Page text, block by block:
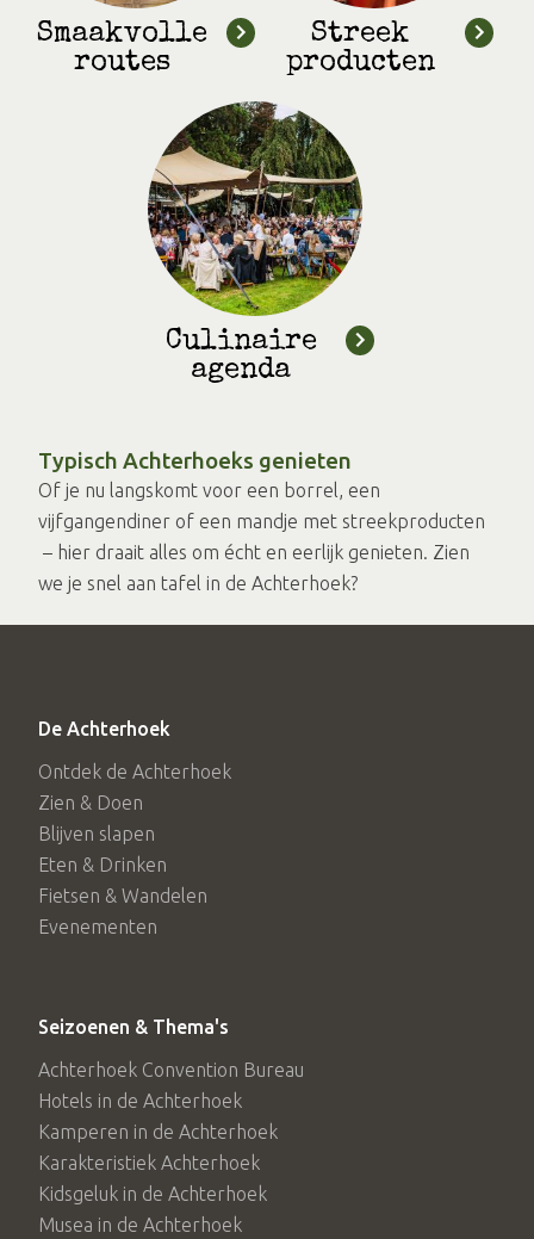
Smaakvolle
routes
Streek
producten
Culinaire
agenda
Typisch Achterhoeks genieten
Of je nu langskomt voor een borrel, een
vijfgangendiner of een mandje met streekproducten
– hier draait alles om écht en eerlijk genieten. Zien
we je snel aan tafel in de Achterhoek?
De Achterhoek
Ontdek de Achterhoek
Zien & Doen
Blijven slapen
Eten & Drinken
Fietsen & Wandelen
Evenementen
Seizoenen & Thema's
Achterhoek Convention Bureau
Hotels in de Achterhoek
Kamperen in de Achterhoek
Karakteristiek Achterhoek
Kidsgeluk in de Achterhoek
Musea in de Achterhoek